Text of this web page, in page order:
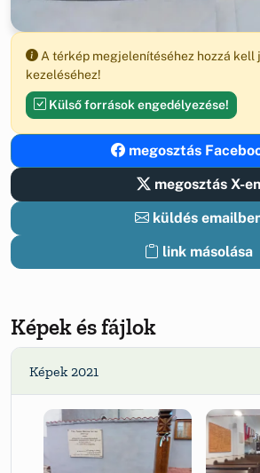
A térkép megjelenítéséhez hozzá kell
kezeléséhez!
Külső források engedélyezése!
megosztás
megosztás X-en
küldés
link másolása
Képek és fájlok
Képek 2021